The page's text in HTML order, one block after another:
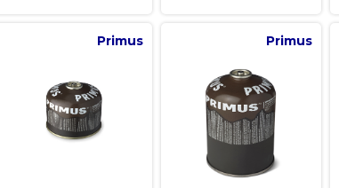
Primus Primus